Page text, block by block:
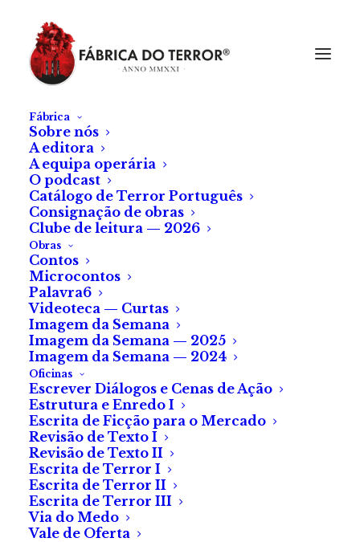
Fábrica
Sobre nós
A editora
A equipa operária
O podcast
Catálogo de Terror Português
Consignação de obras
Clube de leitura — 2026
Obras
Contos
Microcontos
Palavra6
Videoteca — Curtas
Imagem da Semana
Imagem da Semana — 2025
Imagem da Semana — 2024
Oficinas
Escrever Diálogos e Cenas de Ação
Estrutura e Enredo I
Escrita de Ficção para o Mercado
Revisão de Texto I
Revisão de Texto II
Escrita de Terror I
Escrita de Terror II
Escrita de Terror III
Via do Medo
Vale de Oferta
Maria Varanda